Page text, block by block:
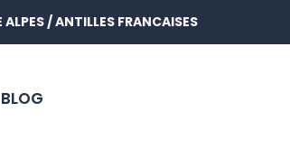
/ ANTILLES FRANCAISES
BLOG